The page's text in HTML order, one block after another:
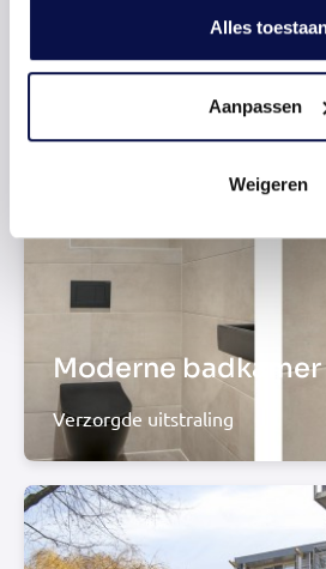
Alles
Aanpassen
Weigeren
Uitgerust ontwaken
Nette afwerking
Moderne badkamer
Verzorgde uitstraling